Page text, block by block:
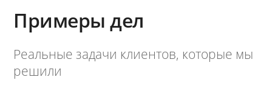
Примеры дел
Реальные задачи клиентов, которые мы
решили